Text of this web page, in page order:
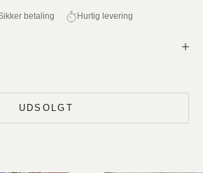
betaling Hurtig levering
UDSOLGT